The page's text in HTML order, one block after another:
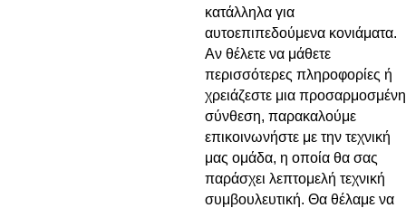
κατάλληλα για
αυτοεπιπεδούμενα κονιάματα.
Αν θέλετε να μάθετε
περισσότερες πληροφορίες ή
χρειάζεστε μια προσαρμοσμένη
σύνθεση, παρακαλούμε
επικοινωνήστε με την τεχνική
μας ομάδα, η οποία θα σας
παράσχει λεπτομελή τεχνική
συμβουλευτική. Θα θέλαμε να